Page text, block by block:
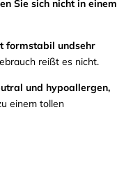
Sie sich nicht in einem
formstabil undsehr
reißt es nicht.
und hypoallergen,
einem tollen